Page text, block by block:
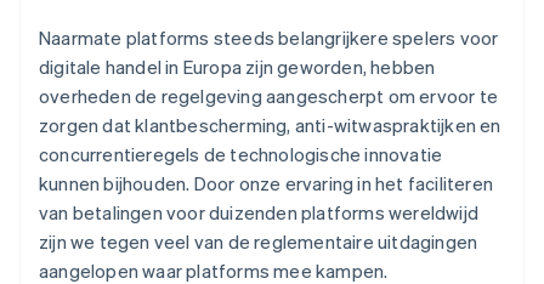
Naarmate platforms steeds belangrijkere spelers voor
digitale handel in Europa zijn geworden, hebben
overheden de regelgeving aangescherpt om ervoor te
zorgen dat klantbescherming, anti-witwaspraktijken en
concurrentieregels de technologische innovatie
kunnen bijhouden. Door onze ervaring in het faciliteren
van betalingen voor duizenden platforms wereldwijd
zijn we tegen veel van de reglementaire uitdagingen
aangelopen waar platforms mee kampen.